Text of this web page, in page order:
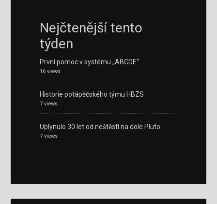
Nejčtenější tento
týden
První pomoc v systému „ABCDE“
16 views
Historie potápěčského týmu HBZS
7 views
Uplynulo 30 let od neštěstí na dole Pluto
7 views